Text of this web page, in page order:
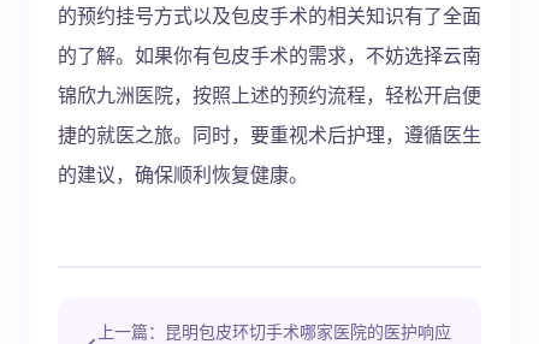
的预约挂号方式以及包皮手术的相关知识有了全面
的了解。如果你有包皮手术的需求，不妨选择云南
锦欣九洲医院，按照上述的预约流程，轻松开启便
捷的就医之旅。同时，要重视术后护理，遵循医生
的建议，确保顺利恢复健康。
上一篇：昆明包皮环切手术哪家医院的医护响应